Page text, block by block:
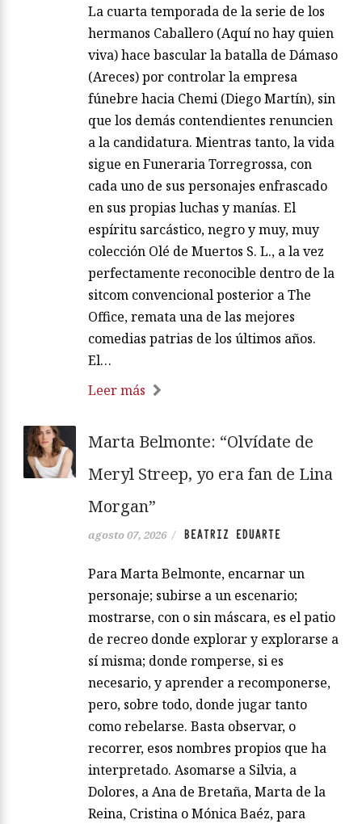
La cuarta temporada de la serie de los
hermanos Caballero (Aquí no hay quien
viva) hace bascular la batalla de Dámaso
(Areces) por controlar la empresa
fúnebre hacia Chemi (Diego Martín), sin
que los demás contendientes renuncien
a la candidatura. Mientras tanto, la vida
sigue en Funeraria Torregrossa, con
cada uno de sus personajes enfrascado
en sus propias luchas y manías. El
espíritu sarcástico, negro y muy, muy
colección Olé de Muertos S. L., a la vez
perfectamente reconocible dentro de la
sitcom convencional posterior a The
Office, remata una de las mejores
comedias patrias de los últimos años.
El…
Leer más
Marta Belmonte: “Olvídate de
Meryl Streep, yo era fan de Lina
Morgan”
agosto 07, 2026 / BEATRIZ EDUARTE
Para Marta Belmonte, encarnar un
personaje; subirse a un escenario;
mostrarse, con o sin máscara, es el patio
de recreo donde explorar y explorarse a
sí misma; donde romperse, si es
necesario, y aprender a recomponerse,
pero, sobre todo, donde jugar tanto
como rebelarse. Basta observar, o
recorrer, esos nombres propios que ha
interpretado. Asomarse a Silvia, a
Dolores, a Ana de Bretaña, Marta de la
Reina, Cristina o Mónica Baéz, para